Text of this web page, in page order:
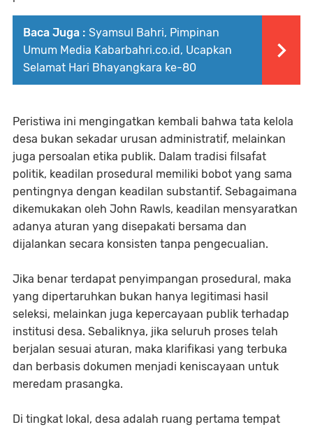
Baca Juga : Syamsul Bahri, Pimpinan
Umum Media Kabarbahri.co.id, Ucapkan
Selamat Hari Bhayangkara ke-80
Peristiwa ini mengingatkan kembali bahwa tata kelola
desa bukan sekadar urusan administratif, melainkan
juga persoalan etika publik. Dalam tradisi filsafat
politik, keadilan prosedural memiliki bobot yang sama
pentingnya dengan keadilan substantif. Sebagaimana
dikemukakan oleh John Rawls, keadilan mensyaratkan
adanya aturan yang disepakati bersama dan
dijalankan secara konsisten tanpa pengecualian.
Jika benar terdapat penyimpangan prosedural, maka
yang dipertaruhkan bukan hanya legitimasi hasil
seleksi, melainkan juga kepercayaan publik terhadap
institusi desa. Sebaliknya, jika seluruh proses telah
berjalan sesuai aturan, maka klarifikasi yang terbuka
dan berbasis dokumen menjadi keniscayaan untuk
meredam prasangka.
Di tingkat lokal, desa adalah ruang pertama tempat